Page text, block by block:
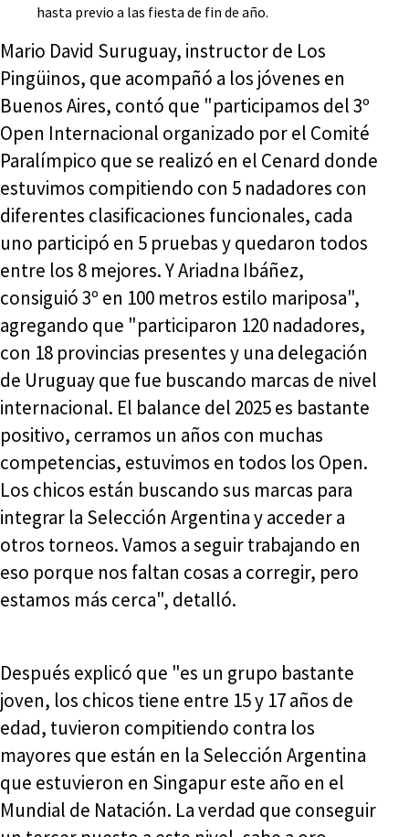
hasta previo a las fiesta de fin de año.
Mario David Suruguay, instructor de Los
Pingüinos, que acompañó a los jóvenes en
Buenos Aires, contó que "participamos del 3º
Open Internacional organizado por el Comité
Paralímpico que se realizó en el Cenard donde
estuvimos compitiendo con 5 nadadores con
diferentes clasificaciones funcionales, cada
uno participó en 5 pruebas y quedaron todos
entre los 8 mejores. Y Ariadna Ibáñez,
consiguió 3º en 100 metros estilo mariposa",
agregando que "participaron 120 nadadores,
con 18 provincias presentes y una delegación
de Uruguay que fue buscando marcas de nivel
internacional. El balance del 2025 es bastante
positivo, cerramos un años con muchas
competencias, estuvimos en todos los Open.
Los chicos están buscando sus marcas para
integrar la Selección Argentina y acceder a
otros torneos. Vamos a seguir trabajando en
eso porque nos faltan cosas a corregir, pero
estamos más cerca", detalló.
Después explicó que "es un grupo bastante
joven, los chicos tiene entre 15 y 17 años de
edad, tuvieron compitiendo contra los
mayores que están en la Selección Argentina
que estuvieron en Singapur este año en el
Mundial de Natación. La verdad que conseguir